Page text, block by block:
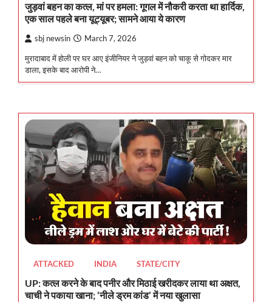
जुड़वां बहन का कत्ल, मां पर हमला: गूगल में नौकरी करता था हार्दिक,
एक साल पहले बना यूट्यूबर; सामने आया ये कारण
sbj newsin March 7, 2026
मुरादाबाद में होली पर घर आए इंजीनियर ने जुड़वां बहन को चाकू से गोदकर मार
डाला, इसके बाद आरोपी ने…
ATTACKED INDIA STATE/CITY
UP: कत्ल करने के बाद पनीर और मिठाई खरीदकर लाया था अक्षत,
चाची ने पकाया खाना; ‘नीले ड्रम कांड’ में नया खुलासा